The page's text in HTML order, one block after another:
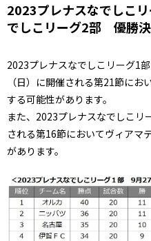
2023プレナスなでしこ
でしこリーグ2部 優勝
2023プレナスなでしこリーグ1
（日）に開催される第21節に
する可能性があります。
また、2023プレナスなでしこリ
される第16節においてヴィアマ
があります。